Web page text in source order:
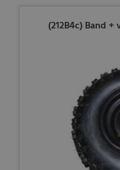
(212B4c) Band